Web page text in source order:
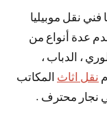
فني نقل موبيليا
عدة أنواع من
، الدباب ،
نقل اثاث المكاتب
نجار محترف .